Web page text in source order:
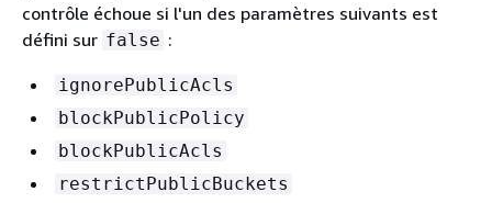
contrôle échoue si l'un des paramètres suivants est
défini sur false :
ignorePublicAcls
blockPublicPolicy
blockPublicAcls
restrictPublicBuckets